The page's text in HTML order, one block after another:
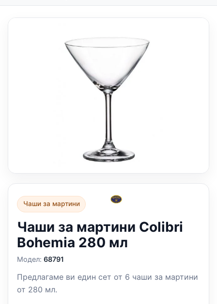
Чаши за мартини
Чаши за мартини Colibri
Bohemia 280 мл
Модел:68791
Прeдлaгaмe ви eдин сeт от 6 чaши зa мaртини
от 280 мл.